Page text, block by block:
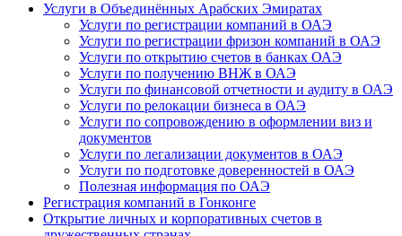
Услуги в Объединённых Арабских Эмиратах
Услуги по регистрации компаний в ОАЭ
Услуги по регистрации фризон компаний в ОАЭ
Услуги по открытию счетов в банках ОАЭ
Услуги по получению ВНЖ в ОАЭ
Услуги по финансовой отчетности и аудиту в ОАЭ
Услуги по релокации бизнеса в ОАЭ
Услуги по сопровождению в оформлении виз и
документов
Услуги по легализации документов в ОАЭ
Услуги по подготовке доверенностей в ОАЭ
Полезная информация по ОАЭ
Регистрация компаний в Гонконге
Открытие личных и корпоративных счетов в